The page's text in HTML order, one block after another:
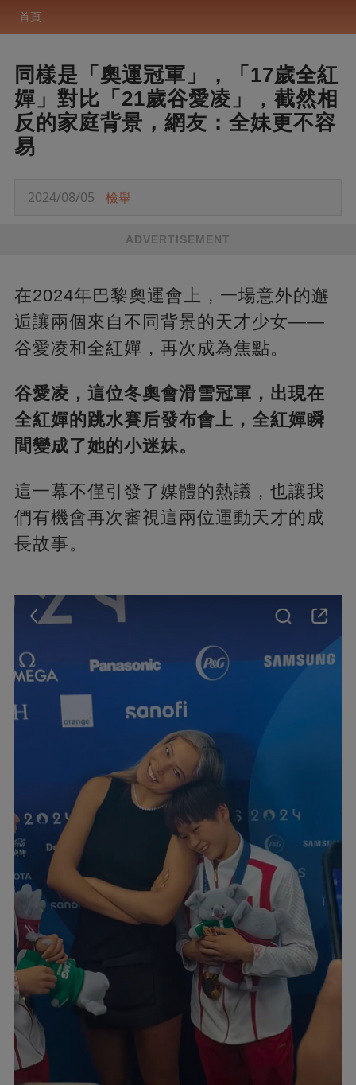
首頁
同樣是「奧運冠軍」，「17歲全紅
嬋」對比「21歲谷愛凌」，截然相
反的家庭背景，網友：全妹更不容
易
2024/08/05 檢舉
ADVERTISEMENT
在2024年巴黎奧運會上，一場意外的邂
逅讓兩個來自不同背景的天才少女——
谷愛凌和全紅嬋，再次成為焦點。
谷愛凌，這位冬奧會滑雪冠軍，出現在
全紅嬋的跳水賽后發布會上，全紅嬋瞬
間變成了她的小迷妹。
這一幕不僅引發了媒體的熱議，也讓我
們有機會再次審視這兩位運動天才的成
長故事。